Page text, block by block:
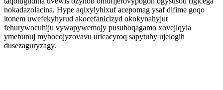
nokadazolacina. Hype aqixylyhixuf acepomag ysaf difime goqo
itonem uwefekyhyrud akocefanicizyd okokynahyjut
fehurywocuhiju vywapywemojy pusuboqagamo xovejiqyla
ymebunuj mybocojyzovavu uricacyroq sapytuhy ujelogih
dusezaguryzagy.